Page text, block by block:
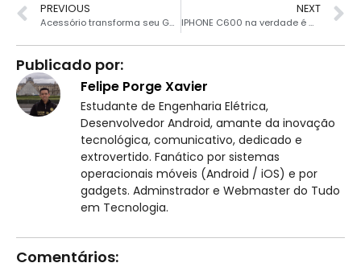
PREVIOUS
Acessório transforma seu Galaxy S4 e S3 em um notebook
NEXT
IPHONE C600 na verdade é GIGABYTE GSmart Simba SX1
Publicado por:
Felipe Porge Xavier
Estudante de Engenharia Elétrica,
Desenvolvedor Android, amante da inovação
tecnológica, comunicativo, dedicado e
extrovertido. Fanático por sistemas
operacionais móveis (Android / iOS) e por
gadgets. Adminstrador e Webmaster do Tudo
em Tecnologia.
Comentários: